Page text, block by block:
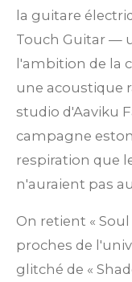
la guitare
Touch Guitar —
l'ambition de la
une acoustique
studio d'Aaviku
campagne
respiration que
n'auraient pas
On retient «
proches de
glitché de «